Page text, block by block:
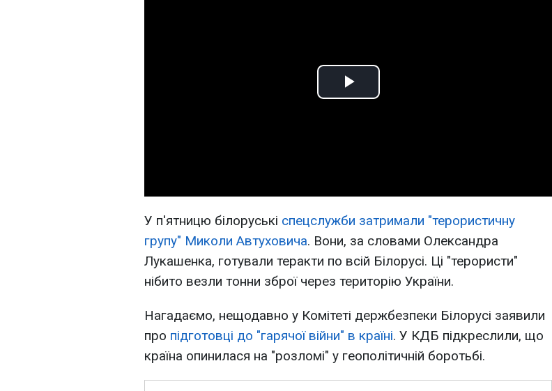
Play
У п'ятницю білоруські спецслужби затримали "терористичну
групу" Миколи Автуховича. Вони, за словами Олександра
Лукашенка, готували теракти по всій Білорусі. Ці "терористи"
нібито везли тонни зброї через територію України.
Нагадаємо, нещодавно у Комітеті держбезпеки Білорусі заявили
про підготовці до "гарячої війни" в країні. У КДБ підкреслили, що
країна опинилася на "розломі" у геополітичній боротьбі.